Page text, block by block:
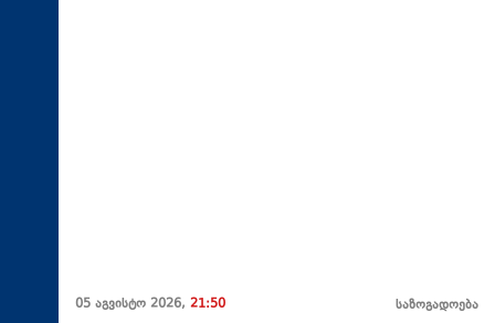
05 აგვისტო 2026, 21:50 საზოგადოება